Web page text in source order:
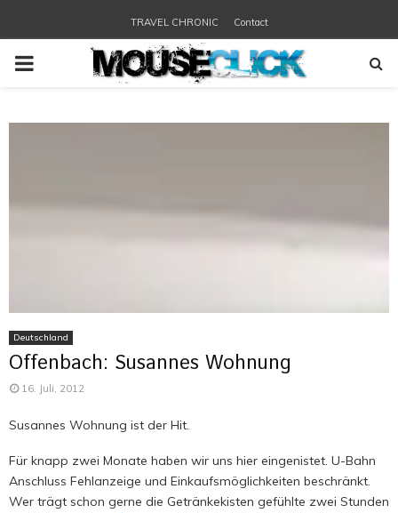
TRAVEL CHRONIC Contact
PRIMARY
Deutschland
Offenbach: Susannes Wohnung
16. Juli, 2012
Susannes Wohnung ist der Hit.
Für knapp zwei Monate haben wir uns hier eingenistet. U-Bahn
Anschluss Fehlanzeige und Einkaufsmöglichkeiten beschränkt.
Wer trägt schon gerne die Getränkekisten gefühlte zwei Stunden